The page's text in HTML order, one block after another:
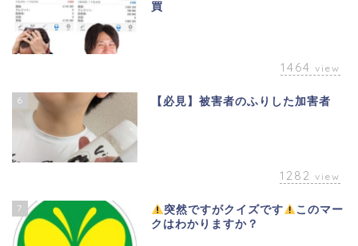
買
1464 view
6 【必見】被害者のふりした加害者
1282 view
7 突然ですがクイズです
このマー
クはわかりますか？